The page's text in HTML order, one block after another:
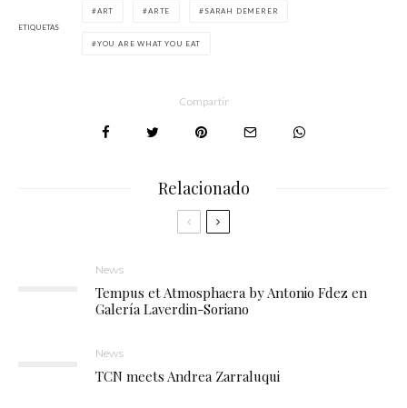
ETIQUETAS
ART ARTE SARAH DEMERER
YOU ARE WHAT YOU EAT
Compartir
Relacionado
News
Tempus et Atmosphaera by Antonio Fdez en
Galería Laverdin-Soriano
News
TCN meets Andrea Zarraluqui